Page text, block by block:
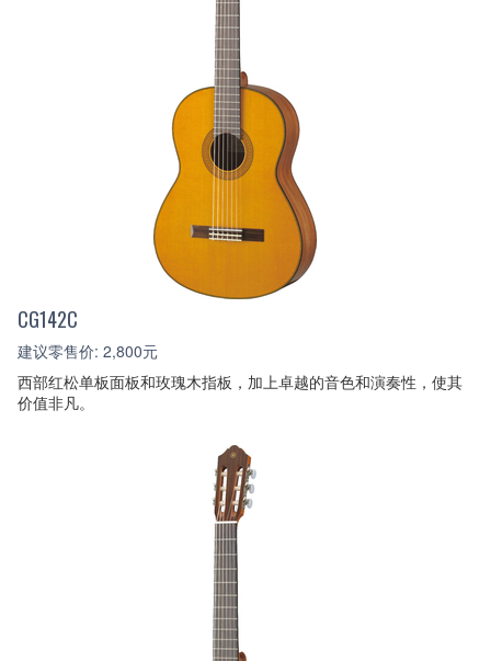
CG142C
建议零售价: 2,800元
西部红松单板面板和玫瑰木指板，加上卓越的音色和演奏性，使其
价值非凡。